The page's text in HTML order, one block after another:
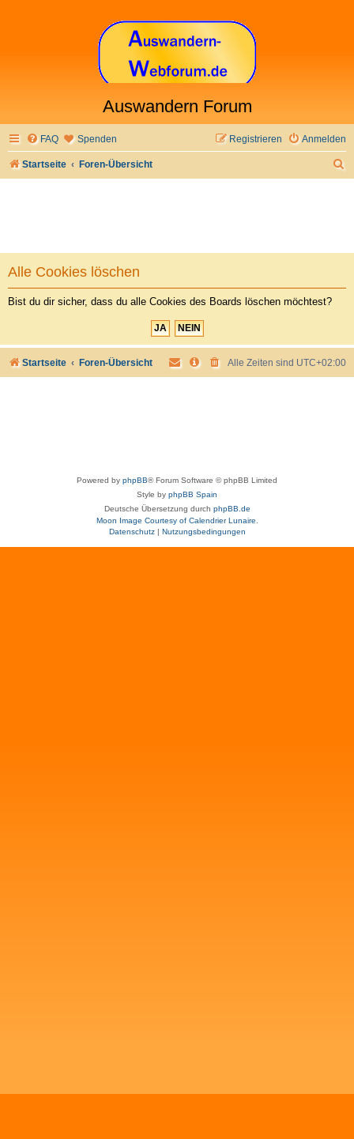
Auswandern Forum
FAQ Spenden Anmelden
Registrieren
Startseite Foren-Übersicht
Alle Cookies löschen
Bist du dir sicher, dass du alle Cookies des Boards löschen möchtest?
Startseite Foren-Übersicht Alle Zeiten sind UTC+02:00
Powered by phpBB® Forum Software © phpBB Limited
Style by phpBB Spain
Deutsche Übersetzung durch phpBB.de
Moon Image Courtesy of Calendrier Lunaire.
Datenschutz| Nutzungsbedingungen